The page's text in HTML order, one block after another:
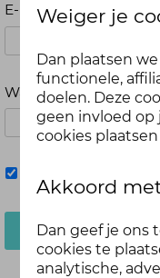
E-mailadres
Wachtwoord
Weiger je
Dan plaatsen
functionele,
doelen. Deze
geen invloed op
cookies
Akkoord
Dan geef je ons
cookies te
analytische,